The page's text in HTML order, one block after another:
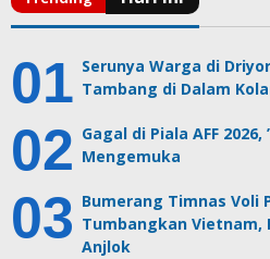
Serunya Warga di
Tambang di Dalam
Gagal di Piala AFF
Mengemuka
Bumerang Timnas Voli
Tumbangkan Vietnam,
Anjlok